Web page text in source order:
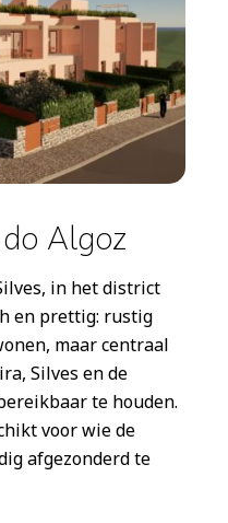
Algoz
in het district
en prettig: rustig
maar centraal
Silves en de
te houden.
voor wie de
afgezonderd te